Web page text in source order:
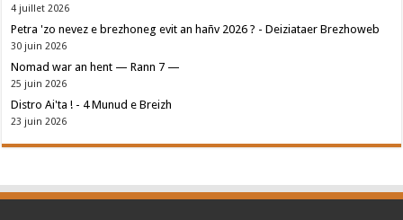
4 juillet 2026
Petra 'zo nevez e brezhoneg evit an hañv 2026 ? - Deiziataer Brezhoweb
30 juin 2026
Nomad war an hent — Rann 7 —
25 juin 2026
Distro Ai'ta ! - 4 Munud e Breizh
23 juin 2026